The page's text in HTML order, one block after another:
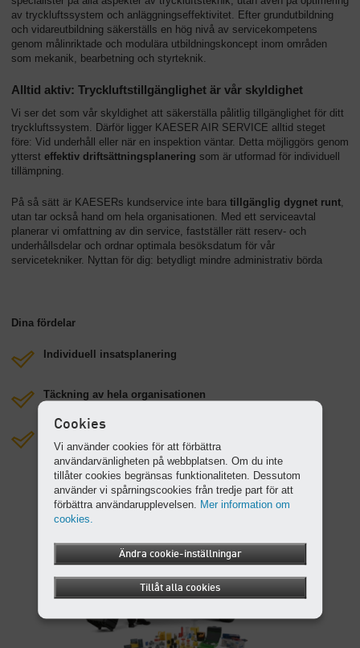
av tryckluftssystem och anläggningseffektivitet. Efter grundutbildning
och vidareutbildning säkerställs en hög nivå av servicekompetens
genom målinriktade och modulära utbildningskoncept inom områden
som mekanik, bearbetning och styrteknik.
Alltid aktiv: Tryckluftstillgänglighet är vår skyldighet
Vi ser det som vår skyldighet att säkerställa pålitlig tillgänglighet för ditt
tryckluftssystem. Därför ligger KAESER AIR SERVICE alltid steget
före: Vid underhåll eller när en inspektion väntar. Detta möjliggörs genom
ytterst effektiv driftsättningsplanering som är utformad för individuell
tillämpning.
På så sätt är KAESERs kundservice inte bara tillgänglig dygnet runt,
utan tar också hand om hela organisationen. Med ett serviceavtal
planerar vi omfattning av din service, fastställer rätt reserv- och
underhållsdelar och ordnar optimala besöksdatum för vår
servicetekniker. Nyttan för dig: betydligt mindre administrativ börda
Dina fördelar
Individuell insatsplanering
Täckning av hela organisationen
Cookies
Vi använder cookies för att förbättra
användarvänligheten på webbplatsen. Om du inte
tillåter cookies begränsas funktionaliteten. Dessutom
använder vi spårningscookies från tredje part för att
förbättra användarupplevelsen. Mer information om
cookies.
Ändra cookie-inställningar
Tillåt alla cookies